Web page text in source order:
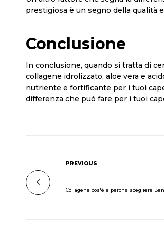
prestigiosa è un segno della qualità
Conclusione
In conclusione, quando si tratta di
collagene idrolizzato, aloe vera e
nutriente e fortificante per i tuoi
differenza che può fare per i tuoi
PREVIOUS
Collagene cos'è e perché scegliere